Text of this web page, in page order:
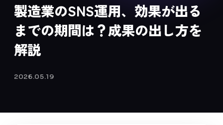
製造業のSNS運用、効果が出る
までの期間は？成果の出し方を
解説
2026.05.19